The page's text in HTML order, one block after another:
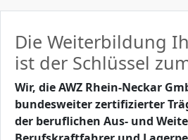
Die Weiterbildung
ist der Schlüssel
Wir, die AWZ Rhein-Neckar
bundesweiter zertifizierter
der beruflichen Aus- und